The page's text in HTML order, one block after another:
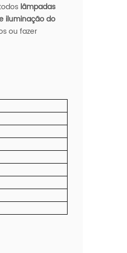
lâmpadas
iluminação do
ou fazer